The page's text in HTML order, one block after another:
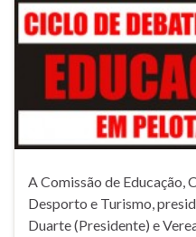
A Comissão de Educação,
Desporto e Turismo,
Duarte (Presidente) e